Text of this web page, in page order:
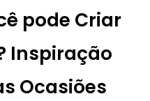
pode Criar
Inspiração
Ocasiões